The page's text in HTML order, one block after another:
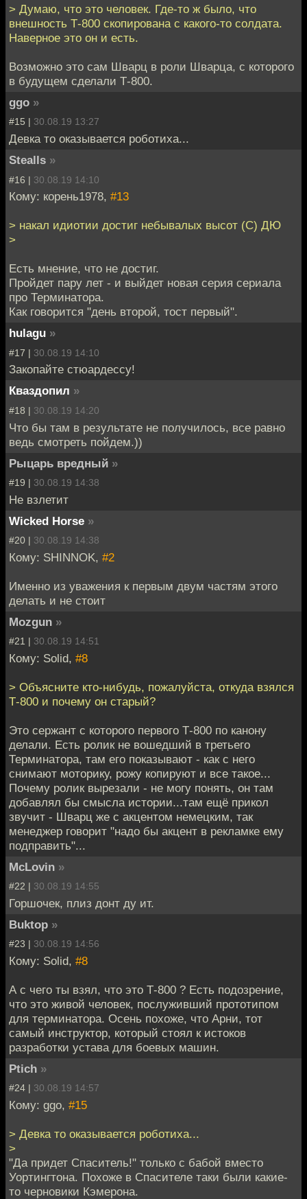
> Думаю, что это человек. Где-то ж было, что
внешность Т-800 скопирована с какого-то солдата.
Наверное это он и есть.
Возможно это сам Шварц в роли Шварца, с которого
в будущем сделали Т-800.
ggo »
#15 | 30.08.19 13:27
Девка то оказывается роботиха...
Stealls »
#16 | 30.08.19 14:10
Кому: корень1978, #13
> накал идиотии достиг небывалых высот (С) ДЮ
>
Есть мнение, что не достиг.
Пройдет пару лет - и выйдет новая серия сериала
про Терминатора.
Как говорится "день второй, тост первый".
hulagu »
#17 | 30.08.19 14:10
Закопайте стюардессу!
Кваздопил »
#18 | 30.08.19 14:20
Что бы там в результате не получилось, все равно
ведь смотреть пойдем.))
Рыцарь вредный »
#19 | 30.08.19 14:38
Не взлетит
Wicked Horse »
#20 | 30.08.19 14:38
Кому: SHINNOK, #2
Именно из уважения к первым двум частям этого
делать и не стоит
Mozgun »
#21 | 30.08.19 14:51
Кому: Solid, #8
> Объясните кто-нибудь, пожалуйста, откуда взялся
Т-800 и почему он старый?
Это сержант с которого первого Т-800 по канону
делали. Есть ролик не вошедший в третьего
Терминатора, там его показывают - как с него
снимают моторику, рожу копируют и все такое...
Почему ролик вырезали - не могу понять, он там
добавлял бы смысла истории...там ещё прикол
звучит - Шварц же с акцентом немецким, так
менеджер говорит "надо бы акцент в рекламке ему
подправить"...
McLovin »
#22 | 30.08.19 14:55
Горшочек, плиз донт ду ит.
Buktop »
#23 | 30.08.19 14:56
Кому: Solid, #8
А с чего ты взял, что это Т-800 ? Есть подозрение,
что это живой человек, послуживший прототипом
для терминатора. Осень похоже, что Арни, тот
самый инструктор, который стоял к истоков
разработки устава для боевых машин.
Ptich »
#24 | 30.08.19 14:57
Кому: ggo, #15
> Девка то оказывается роботиха...
>
"Да придет Спаситель!" только с бабой вместо
Уортингтона. Похоже в Спасителе таки были какие-
то черновики Кэмерона.